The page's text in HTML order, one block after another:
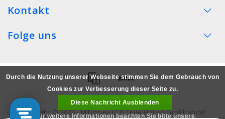
Kontakt
Folge uns
Copyright © 2026 - MTimpex LCD Teile Hüllen Großhandel
Durch die Nutzung unserer Webseite stimmen Sie dem Gebrauch von
Cookies zur Verbesserung dieser Seite zu.
Diese Nachricht Ausblenden
Für weitere Informationen beachten Sie bitte unsere